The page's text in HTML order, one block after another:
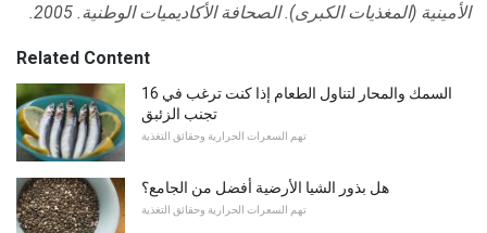
الأمينية (المغذيات الكبرى). الصحافة الأكاديميات الوطنية. 2005.
Related Content
16 السمك والمحار لتناول الطعام إذا كنت ترغب في
تجنب الزئبق
تهم السعرات الحرارية وحقائق التغذية
هل بذور الشيا الأرضية أفضل من الجامع؟
تهم السعرات الحرارية وحقائق التغذية